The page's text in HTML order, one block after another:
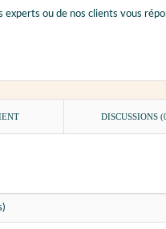
experts ou de nos clients vous
DISCUSSIONS